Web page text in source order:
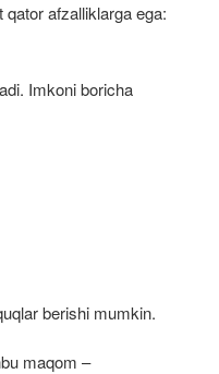
afzalliklarga ega:
Imkoni boricha
berishi mumkin.
maqom –